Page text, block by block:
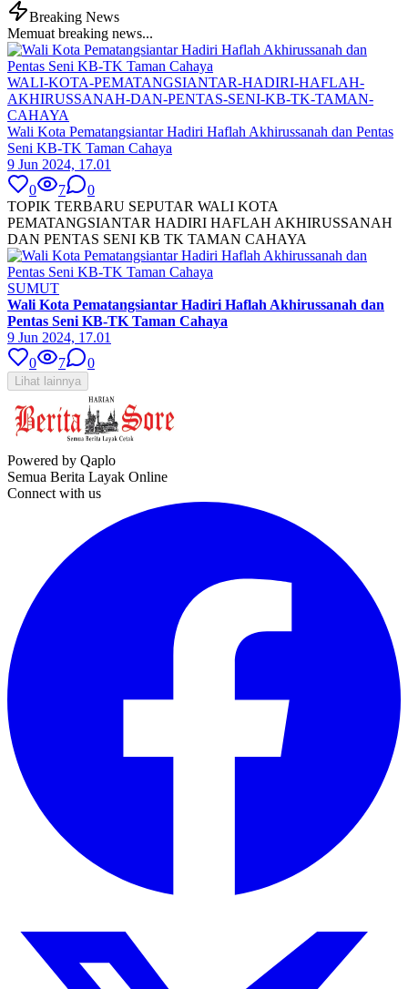
Breaking News
Memuat breaking news...
WALI-KOTA-PEMATANGSIANTAR-HADIRI-HAFLAH-
AKHIRUSSANAH-DAN-PENTAS-SENI-KB-TK-TAMAN-
CAHAYA
Wali Kota Pematangsiantar Hadiri Haflah Akhirussanah dan Pentas
Seni KB-TK Taman Cahaya
9 Jun 2024, 17.01
0
7
0
TOPIK TERBARU SEPUTAR WALI KOTA
PEMATANGSIANTAR HADIRI HAFLAH AKHIRUSSANAH
DAN PENTAS SENI KB TK TAMAN CAHAYA
SUMUT
Wali Kota Pematangsiantar Hadiri Haflah Akhirussanah dan
Pentas Seni KB-TK Taman Cahaya
9 Jun 2024, 17.01
0
7 0
Lihat lainnya
Powered by Qaplo
Semua Berita Layak Online
Connect with us